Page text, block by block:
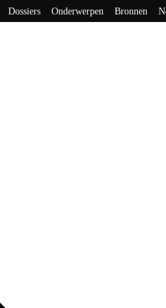
Dossiers Onderwerpen Bronnen